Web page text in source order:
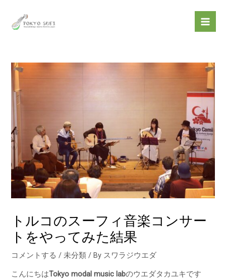
トルコのスーフィ音楽コンサー
トをやってみた結果
コメントする /未分類 / By スワラジウエダ
こんにちはTokyo modal music labのウエダタカユキです